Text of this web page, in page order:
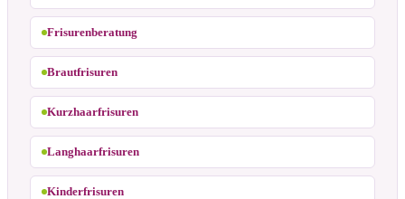
Frisurenberatung
Brautfrisuren
Kurzhaarfrisuren
Langhaarfrisuren
Kinderfrisuren